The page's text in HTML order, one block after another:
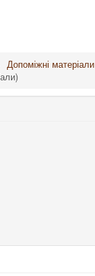
Допоміжні матеріали